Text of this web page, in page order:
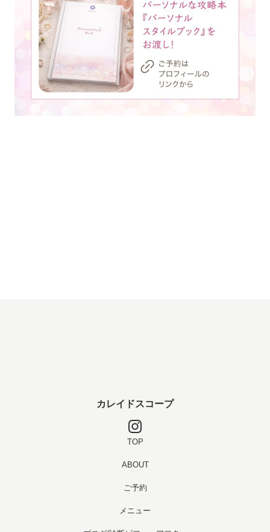
カレイドスコープ
TOP
ABOUT
ご予約
メニュー